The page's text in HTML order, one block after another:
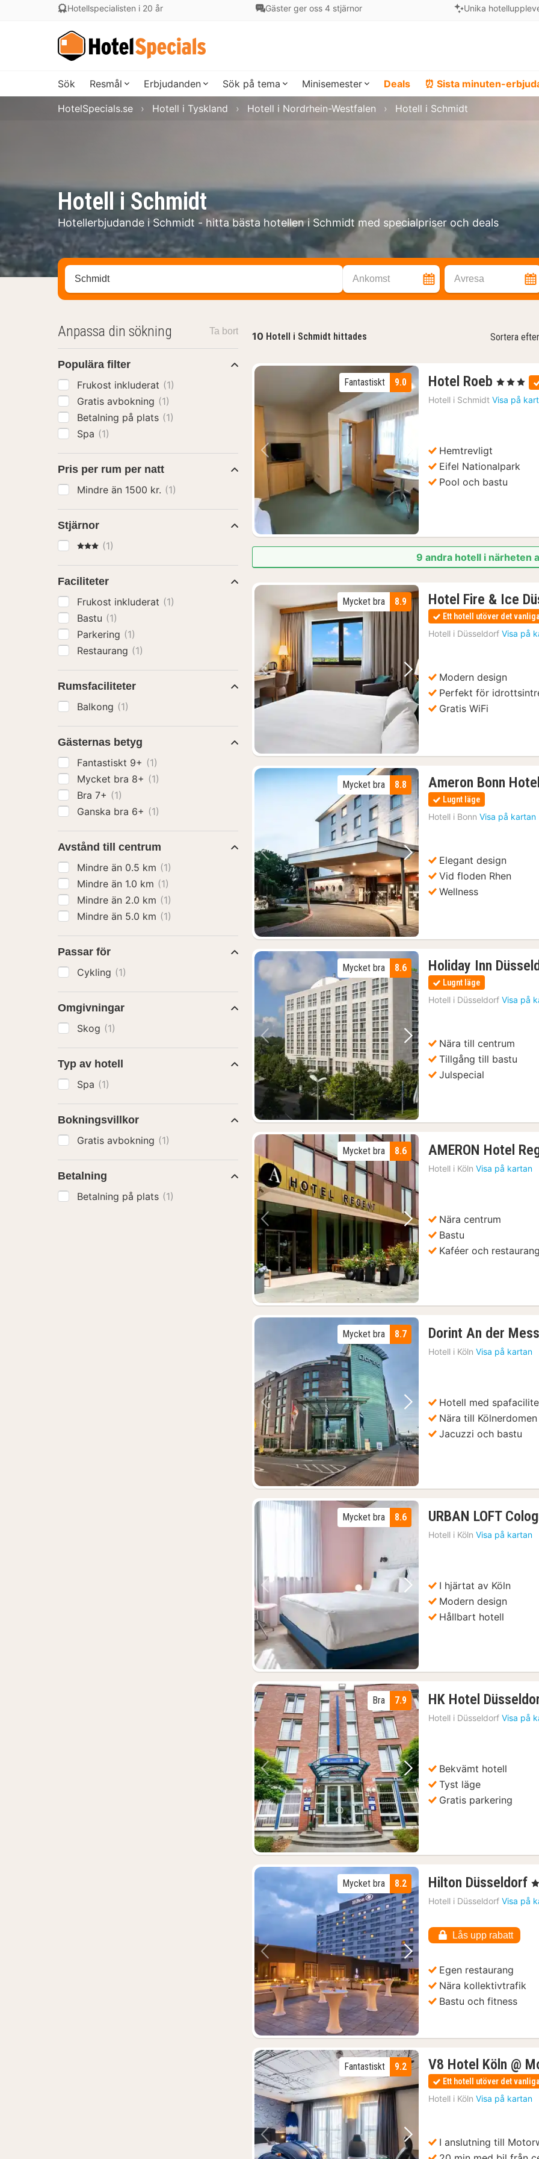
Hotellspecialisten i 20 år Gäster ger oss 4 stjärnor Unika
Sök Resmål Erbjudanden Sök på tema Minisemester Deals ⏰ Sista minuten-
Hotell i Schmidt
Hotellerbjudande i Schmidt - hitta bästa hotellen i Schmidt med specialpriser och deals
HotelSpecials.se Hotell i Tyskland Hotell i Nordrhein-Westfalen Hotell i Schmidt
Sök efter hotell, område eller stad Ankomst Avresa
10 Hotell i Schmidt hittades Sortera efter
Föregående bild Nästa bild
9.0
Fantastiskt Hotel Roeb 1
natt
från
, 3 Stjärnor
Hotell i Schmidt Visa på
Hemtrevligt
Eifel Nationalpark
Pool och bastu
9 andra hotell i närheten
Föregående bild Nästa bild
8.9
Mycket bra Hotel Fire & Ice
Ett hotell utöver det vanliga
Hotell i Düsseldorf Visa på
Modern design
Perfekt för
Gratis WiFi
Föregående bild Nästa bild
8.8
Mycket bra Ameron Bonn
Lugnt läge
Hotell i Bonn Visa på kartan
Elegant design
Vid floden Rhen
Wellness
Föregående bild Nästa bild
8.6
Mycket bra Holiday Inn
Lugnt läge
Hotell i Düsseldorf Visa på
Nära till centrum
Tillgång till bastu
Julspecial
Föregående bild Nästa bild
8.6
Mycket bra AMERON Hotel
Hotell i Köln Visa på kartan
Nära centrum
Bastu
Kaféer och
Föregående bild Nästa bild
8.7
Mycket bra Dorint An der
Hotell i Köln Visa på kartan
Hotell med
Nära till Kölnerdomen
Jacuzzi och bastu
Föregående bild Nästa bild
8.6
Mycket bra URBAN LOFT
Hotell i Köln Visa på kartan
I hjärtat av Köln
Modern design
Hållbart hotell
Föregående bild Nästa bild
7.9
Bra HK Hotel
Hotell i Düsseldorf Visa på
Bekvämt hotell
Tyst läge
Gratis parkering
Föregående bild Nästa bild
8.2
Mycket bra Hilton Düsseldorf 1
,
Hotell i Düsseldorf Visa på
Lås upp rabatt
Egen restaurang
Nära kollektivtrafik
Bastu och fitness
Föregående bild Nästa bild
9.2
Fantastiskt V8 Hotel Köln @
Ett hotell utöver det vanliga
Hotell i Köln Visa på kartan
I anslutning till
Anpassa din sökning Ta bort
Populära filter
Frukost inkluderat (1)
Gratis avbokning (1)
Betalning på plats (1)
Spa (1)
Pris per rum per natt
Mindre än 1500 kr. (1)
Stjärnor
3 Stjärnor
(1)
Faciliteter
Frukost inkluderat (1)
Bastu (1)
Parkering (1)
Restaurang (1)
Rumsfaciliteter
Balkong (1)
Gästernas betyg
Fantastiskt 9+ (1)
Mycket bra 8+ (1)
Bra 7+ (1)
Ganska bra 6+ (1)
Avstånd till centrum
Mindre än 0.5 km (1)
Mindre än 1.0 km (1)
Mindre än 2.0 km (1)
Mindre än 5.0 km (1)
Passar för
Cykling (1)
Omgivningar
Skog (1)
Typ av hotell
Spa (1)
Bokningsvillkor
Gratis avbokning (1)
Betalning
Betalning på plats (1)